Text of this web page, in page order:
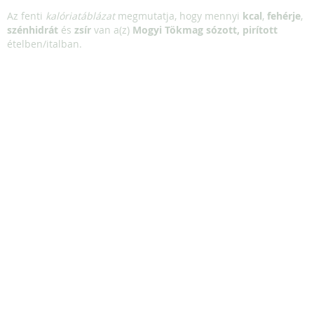
Az fenti kalóriatáblázatmegmutatja, hogy mennyi kcal, fehérje,
szénhidrát és zsír van a(z) Mogyi Tökmag sózott, pirított
ételben/italban.